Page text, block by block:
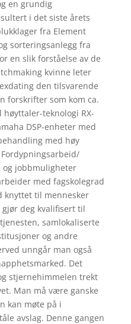
en grundig
i det siste årets
fra Element
sorteringsanlegg fra
en slik forståelse av de
kvinne leter
den tilsvarende
forskrifter som kom ca.
teknologi RX-
DSP-enheter med
med høy
og jobbmuligheter
med fagskolegrad
knyttet til mennesker
deg kvalifisert til
samlokaliserte
og andre
unngår man også
Det
stjernehimmelen trekt
Man må være ganske
kan møte på i
avslag. Denne gangen